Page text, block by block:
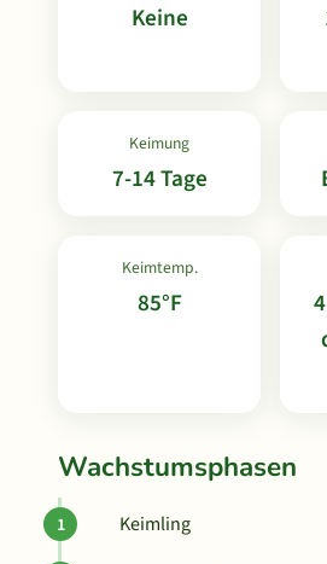
Keine
Keimung
7-14 Tage
Keimtemp.
85°F
Wachstumsphasen
Keimling